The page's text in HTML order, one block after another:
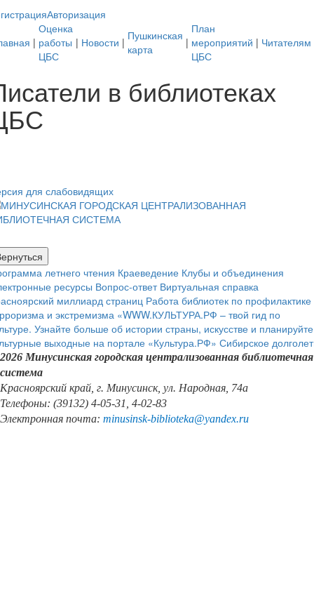
Авторизация
|
Оценка
работы
ЦБС
| Новости | Пушкинская
карта
|
План
мероприятий
ЦБС
| Читателям
в библиотеках
для слабовидящих
летнего чтения Краеведение Клубы и объединения
ресурсы Вопрос-ответ Виртуальная справка
миллиард страниц Работа библиотек по профилактике
и экстремизма «WWW.КУЛЬТУРА.РФ – твой гид по
Узнайте больше об истории страны, искусстве и планируйте
выходные на портале «Культура.РФ» Сибирское
2026 Минусинская городская централизованная библиотечная
система
Красноярский край, г. Минусинск, ул. Народная, 74а
Телефоны: (39132) 4-05-31, 4-02-83
Электронная почта: minusinsk-biblioteka@yandex.ru